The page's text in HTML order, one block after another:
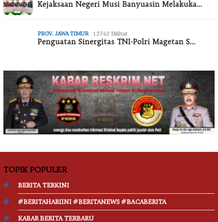
Kejaksaan Negeri Musi Banyuasin Melakuka…
PROV. JAWA TIMUR 12762 Dilihat
Penguatan Sinergitas TNI-Polri Magetan S…
TOPIK POPULER
BERITA TERKINI
#BERITAHARIINI #BERITANEWS #BACABERITA
KABAR BERITA TERBARU